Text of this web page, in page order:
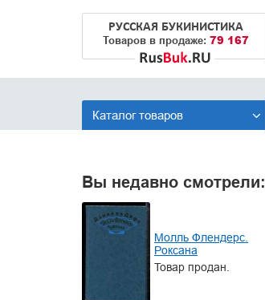
РУССКАЯ БУКИНИСТИКА
Товаров в продаже: 79 167
Каталог товаров
Вы недавно смотрели:
Молль Флендерс.
Роксана
Товар продан.